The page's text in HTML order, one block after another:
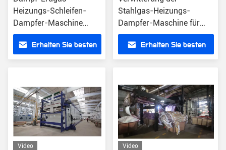
Heizungs-Schleifen-
Dampfer-Maschine
17527×4496×5003mm
Erhalten Sie besten
Stahlgas-Heizungs-
Dampfer-Maschine für
Chemiefaser
Erhalten Sie besten
Video Video